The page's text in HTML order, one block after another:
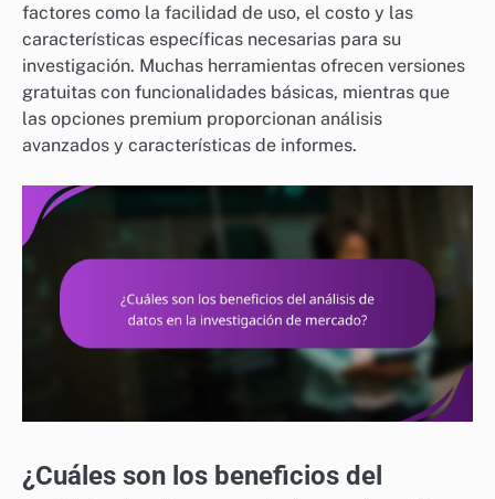
factores como la facilidad de uso, el costo y las
características específicas necesarias para su
investigación. Muchas herramientas ofrecen versiones
gratuitas con funcionalidades básicas, mientras que
las opciones premium proporcionan análisis
avanzados y características de informes.
¿Cuáles son los beneficios del